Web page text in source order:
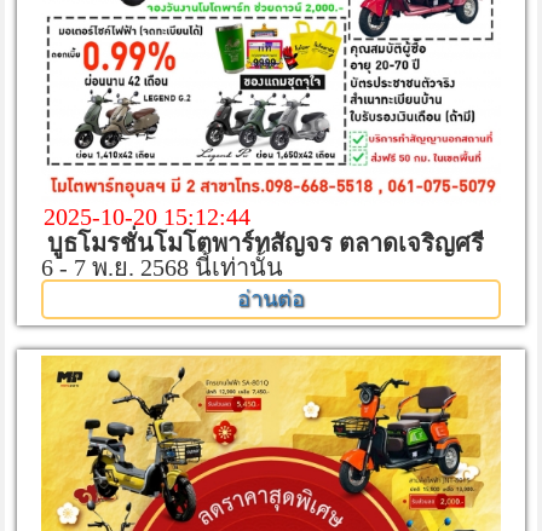
2025-10-20 15:12:44
บูธโมรชั่นโมโตพาร์ทสัญจร ตลาดเจริญศรี
6 - 7 พ.ย. 2568 นี้เท่านั้น
อ่านต่อ